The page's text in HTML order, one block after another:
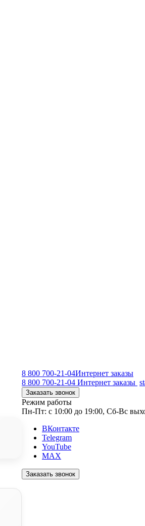
8 800 700-21-04Интернет заказы
8 800 700-21-04 Интернет заказы
Заказать звонок
Режим работы
Пн-Пт: с 10:00 до 19:00, Сб-Вс
ВКонтакте
Telegram
YouTube
MAX
Заказать звонок